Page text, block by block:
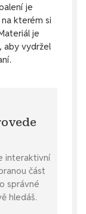
je
kterém si
je
aby vydržel
interaktivní
část
správné
hledáš.